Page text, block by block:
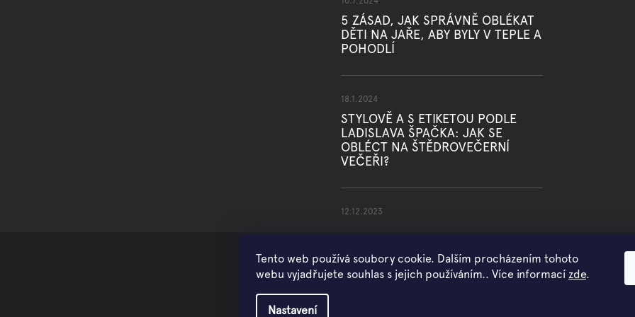
Tento web používá soubory cookie. Dalším procházením tohoto
webu vyjadřujete souhlas s jejich používáním.. Více informací zde.
Nastavení
5 ZÁSAD, JAK SPRÁVNĚ OBLÉKAT
DĚTI NA JAŘE, ABY BYLY V TEPLE A
POHODLÍ
18.1.2024
STYLOVĚ A S ETIKETOU PODLE
LADISLAVA ŠPAČKA: JAK SE
OBLÉCT NA ŠTĚDROVEČERNÍ
VEČEŘI?
12.12.2023
Copyright 2026WOWMINI. Všechna práva vyhrazena.